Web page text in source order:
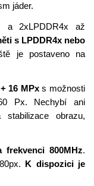
jáder.
a 2xLPDDR4x až
s LPDDR4x nebo
je postaveno na
16 MPxs možnosti
Px. Nechybí ani
stabilizace obrazu,
frekvenci 800MHz.
K dispozici je